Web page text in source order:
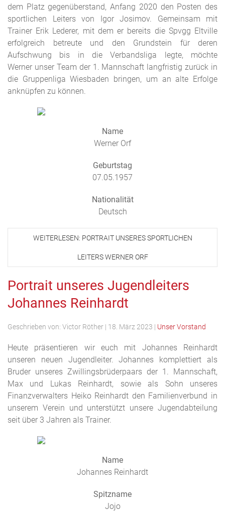
dem Platz gegenüberstand, Anfang 2020 den Posten des
sportlichen Leiters von Igor Josimov. Gemeinsam mit
Trainer Erik Lederer, mit dem er bereits die Spvgg Eltville
erfolgreich betreute und den Grundstein für deren
Aufschwung bis in die Verbandsliga legte, möchte
Werner unser Team der 1. Mannschaft langfristig zurück in
die Gruppenliga Wiesbaden bringen, um an alte Erfolge
anknüpfen zu können.
Name
Werner Orf
Geburtstag
07.05.1957
Nationalität
Deutsch
WEITERLESEN: PORTRAIT UNSERES SPORTLICHEN
LEITERS WERNER ORF
Portrait unseres Jugendleiters
Johannes Reinhardt
Geschrieben von: Victor Röther | 18. März 2023 | Unser Vorstand
Heute präsentieren wir euch mit Johannes Reinhardt
unseren neuen Jugendleiter. Johannes komplettiert als
Bruder unseres Zwillingsbrüderpaars der 1. Mannschaft,
Max und Lukas Reinhardt, sowie als Sohn unseres
Finanzverwalters Heiko Reinhardt den Familienverbund in
unserem Verein und unterstützt unsere Jugendabteilung
seit über 3 Jahren als Trainer.
Name
Johannes Reinhardt
Spitzname
Jojo